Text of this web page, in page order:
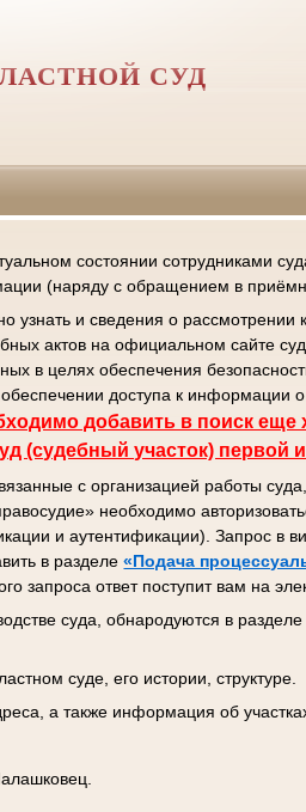
СУД
состоянии сотрудниками
(наряду с обращением в
и сведения о рассмотрении
актов на официальном сайте
в целях обеспечения
доступа к информации о
добавить в поиск еще
(судебный участок) первой
с организацией работы
необходимо
и аутентификации). Запрос в
в разделе«Подача
запроса ответ поступит вам на
суда, обнародуются в разделе
суде, его истории, структуре.
а также информация об